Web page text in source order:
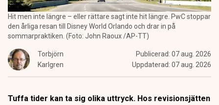
Hit men inte längre – eller rättare sagt inte hit längre. PwC stoppar
den årliga resan till Disney World Orlando och drar in på
sommarpraktiken. (Foto: John Raoux /AP-TT)
Torbjörn
Karlgren
Publicerad: 07 aug. 2026
Uppdaterad: 07 aug. 2026
Tuffa tider kan ta sig olika uttryck. Hos revisionsjätten